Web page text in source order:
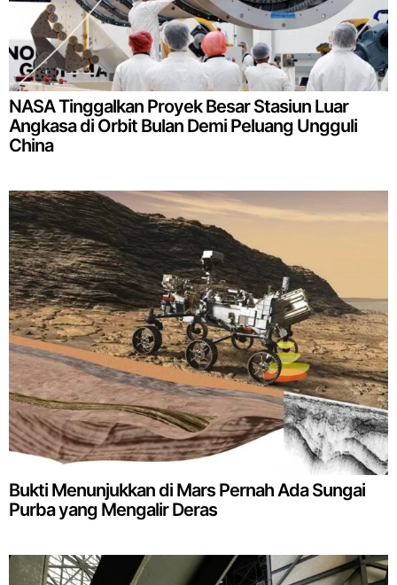
NASA Tinggalkan Proyek Besar Stasiun Luar
Angkasa di Orbit Bulan Demi Peluang Ungguli
China
Bukti Menunjukkan di Mars Pernah Ada Sungai
Purba yang Mengalir Deras